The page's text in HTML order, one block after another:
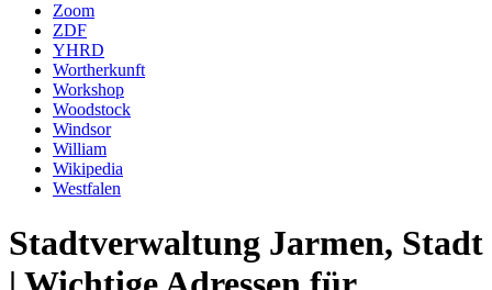
Zoom
ZDF
YHRD
Wortherkunft
Workshop
Woodstock
Windsor
William
Wikipedia
Westfalen
Stadtverwaltung Jarmen, Stadt